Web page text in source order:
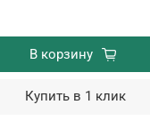
В корзину
Купить в 1 клик